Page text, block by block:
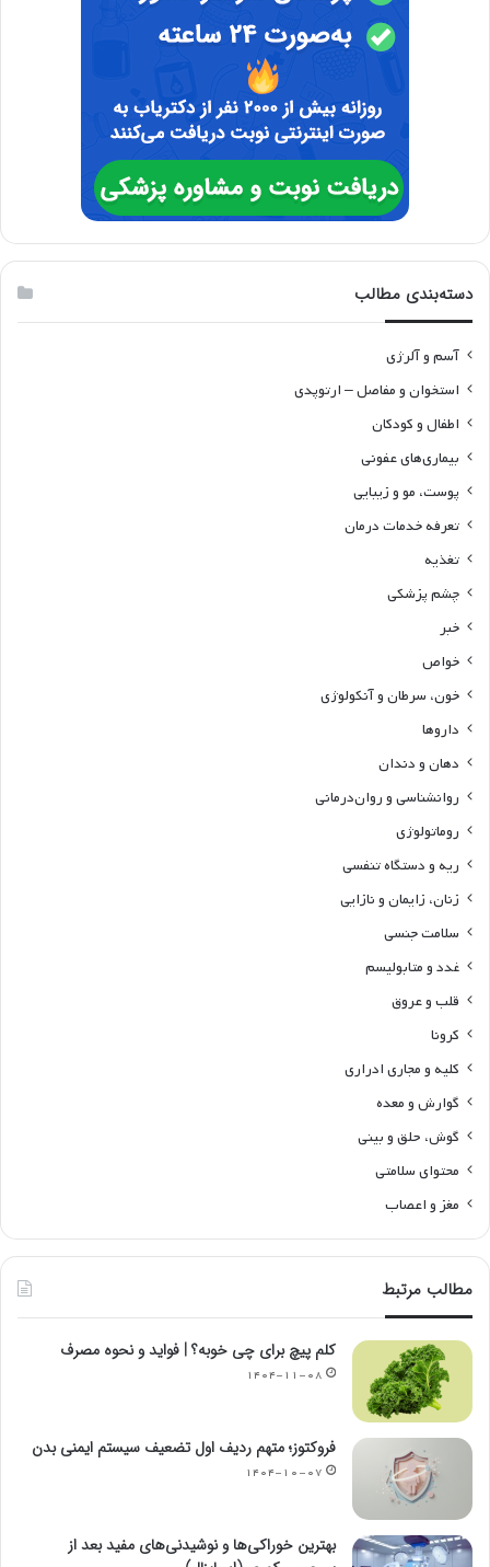
دسته‌بندی مطالب
آسم و آلرژی
استخوان و مفاصل – ارتوپدی
اطفال و کودکان
بیماری‌های عفونی
پوست، مو و زیبایی
تعرفه خدمات درمان
تغذیه
چشم پزشکی
خبر
خواص
خون، سرطان و آنکولوژی
داروها
دهان و دندان
روانشناسی و روان‌درمانی
روماتولوژی
ریه و دستگاه تنفسی
زنان، زایمان و نازایی
سلامت جنسی
غدد و متابولیسم
قلب و عروق
کرونا
کلیه و مجاری ادراری
گوارش و معده
گوش، حلق و بینی
محتوای سلامتی
مغز و اعصاب
مطالب مرتبط
کلم پیچ برای چی خوبه؟ | فواید و نحوه مصرف
۱۴۰۴-۱۱-۰۸
فروکتوز؛ متهم ردیف اول تضعیف سیستم ایمنی بدن
۱۴۰۴-۱۰-۰۷
بهترین خوراکی‌ها و نوشیدنی‌های مفید بعد از